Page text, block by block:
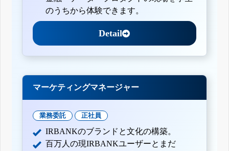
のうちから体験できます。
Detail
マーケティングマネージャー
業務委託 正社員
IRBANKのブランドと文化の構築。
百万人の現IRBANKユーザーとまだ